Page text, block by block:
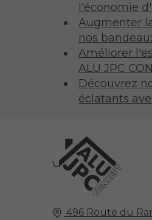
l'économie
Augmenter
nos
Améliorer
ALU JPC
Découvrez
éclatants
496 Route du